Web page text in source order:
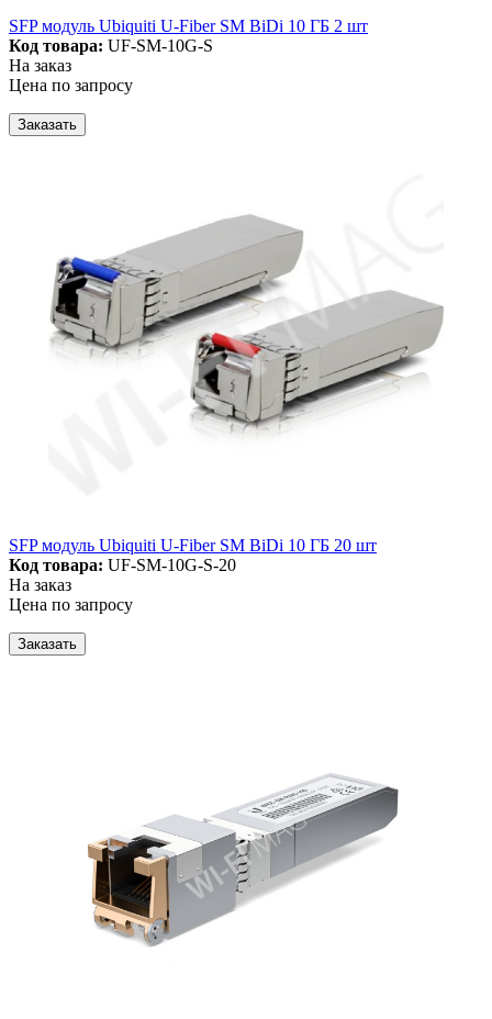
SFP модуль Ubiquiti U-Fiber SM BiDi 10 ГБ 2 шт
Код товара: UF-SM-10G-S
На заказ
Цена по запросу
Заказать
SFP модуль Ubiquiti U-Fiber SM BiDi 10 ГБ 20 шт
Код товара: UF-SM-10G-S-20
На заказ
Цена по запросу
Заказать